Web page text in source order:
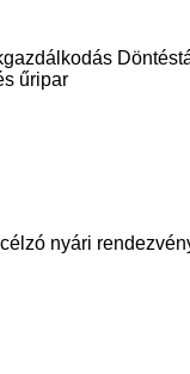
űripar
nyári